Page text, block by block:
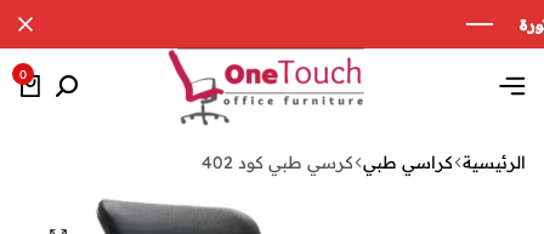
0
الرئيسية كراسي طبي كرسي طبي كود 402